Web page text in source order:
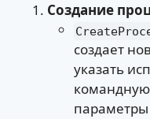
Создание
создает
указать
командную
параметры